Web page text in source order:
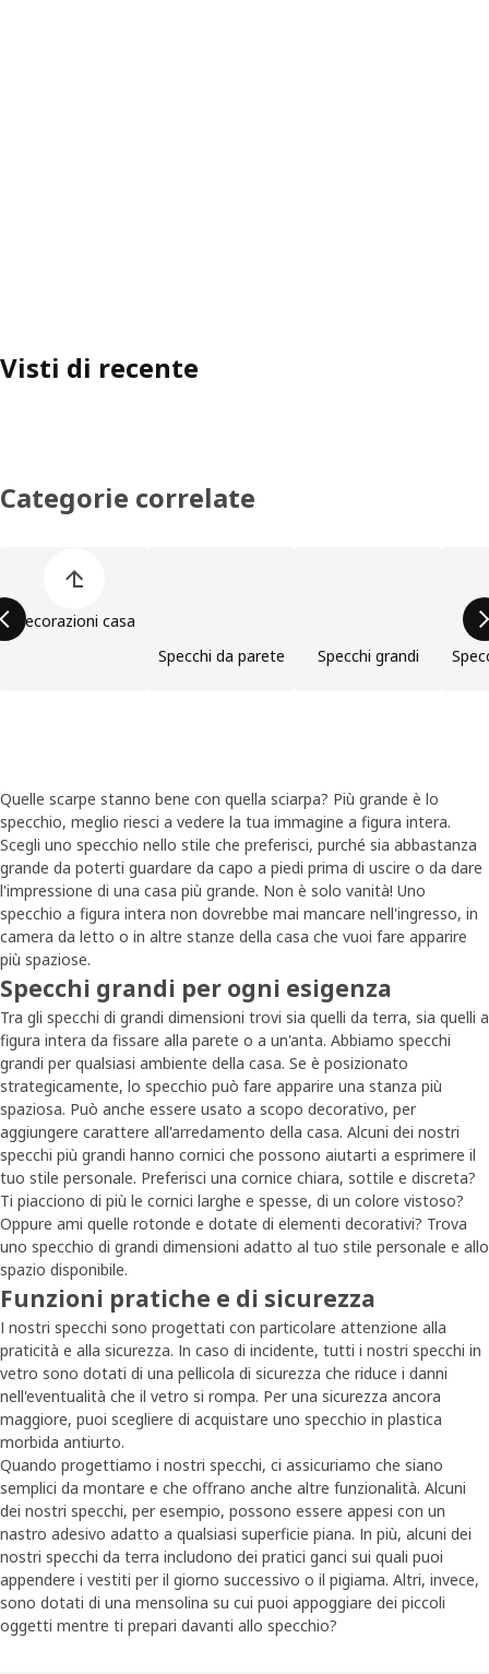
Visti di recente
Categorie correlate
Decorazioni casa
Specchi da parete
Specchi grandi
Quelle scarpe stanno bene con quella sciarpa? Più grande è lo
specchio, meglio riesci a vedere la tua immagine a figura intera.
Scegli uno specchio nello stile che preferisci, purché sia abbastanza
grande da poterti guardare da capo a piedi prima di uscire o da dare
l'impressione di una casa più grande. Non è solo vanità! Uno
specchio a figura intera non dovrebbe mai mancare nell'ingresso, in
camera da letto o in altre stanze della casa che vuoi fare apparire
più spaziose.
Specchi grandi per ogni esigenza
Tra gli specchi di grandi dimensioni trovi sia quelli da terra, sia quelli a
figura intera da fissare alla parete o a un'anta. Abbiamo specchi
grandi per qualsiasi ambiente della casa. Se è posizionato
strategicamente, lo specchio può fare apparire una stanza più
spaziosa. Può anche essere usato a scopo decorativo, per
aggiungere carattere all'arredamento della casa. Alcuni dei nostri
specchi più grandi hanno cornici che possono aiutarti a esprimere il
tuo stile personale. Preferisci una cornice chiara, sottile e discreta?
Ti piacciono di più le cornici larghe e spesse, di un colore vistoso?
Oppure ami quelle rotonde e dotate di elementi decorativi? Trova
uno specchio di grandi dimensioni adatto al tuo stile personale e allo
spazio disponibile.
Funzioni pratiche e di sicurezza
I nostri specchi sono progettati con particolare attenzione alla
praticità e alla sicurezza. In caso di incidente, tutti i nostri specchi in
vetro sono dotati di una pellicola di sicurezza che riduce i danni
nell'eventualità che il vetro si rompa. Per una sicurezza ancora
maggiore, puoi scegliere di acquistare uno specchio in plastica
morbida antiurto.
Quando progettiamo i nostri specchi, ci assicuriamo che siano
semplici da montare e che offrano anche altre funzionalità. Alcuni
dei nostri specchi, per esempio, possono essere appesi con un
nastro adesivo adatto a qualsiasi superficie piana. In più, alcuni dei
nostri specchi da terra includono dei pratici ganci sui quali puoi
appendere i vestiti per il giorno successivo o il pigiama. Altri, invece,
sono dotati di una mensolina su cui puoi appoggiare dei piccoli
oggetti mentre ti prepari davanti allo specchio?